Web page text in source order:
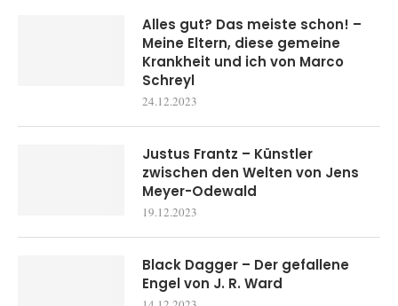
Alles gut? Das meiste schon! –
Meine Eltern, diese gemeine
Krankheit und ich von Marco
Schreyl
24.12.2023
Justus Frantz – Künstler
zwischen den Welten von Jens
Meyer-Odewald
19.12.2023
Black Dagger – Der gefallene
Engel von J. R. Ward